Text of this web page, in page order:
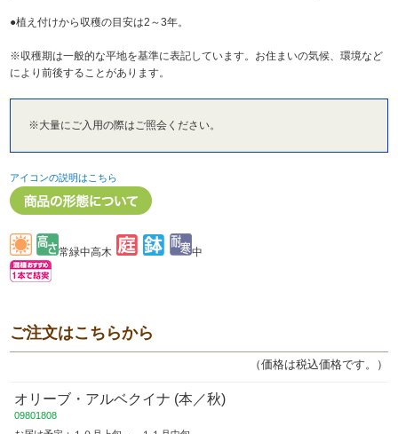
●植え付けから収穫の目安は2～3年。
※収穫期は一般的な平地を基準に表記しています。お住まいの気候、環境など
により前後することがあります。
※大量にご入用の際はご照会ください。
アイコンの説明はこちら
常緑中高木 中
ご注文はこちらから
（価格は税込価格です。）
オリーブ・アルベクイナ (本／秋)
09801808